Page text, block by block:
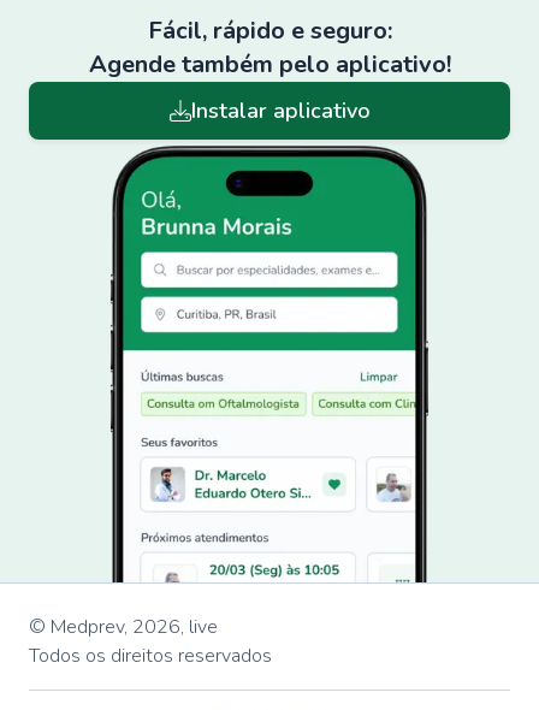
Fácil, rápido e seguro:
Agende também pelo aplicativo!
Instalar aplicativo
© Medprev, 2026, live
Todos os direitos reservados